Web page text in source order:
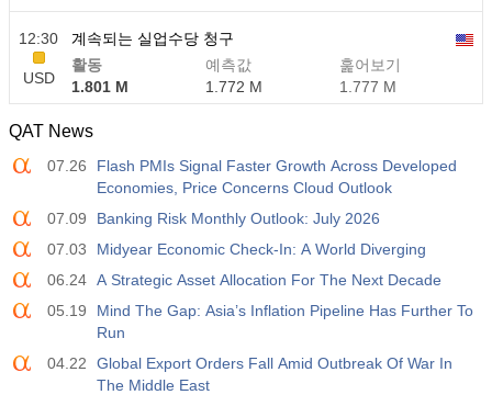
12:30
USD
계속되는 실업수당 청구
활동
1.801 M
예측값
1.772 M
훑어보기
1.777 M
QAT News
07.26
Flash PMIs Signal Faster Growth Across Developed
Economies, Price Concerns Cloud Outlook
07.09
Banking Risk Monthly Outlook: July 2026
07.03
Midyear Economic Check-In: A World Diverging
06.24 A Strategic Asset Allocation For The Next Decade
05.19
Mind The Gap: Asia’s Inflation Pipeline Has Further To
Run
04.22
Global Export Orders Fall Amid Outbreak Of War In
The Middle East